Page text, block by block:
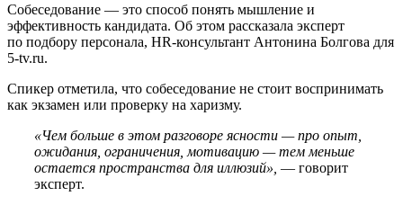
Собеседование — это способ понять мышление и
эффективность кандидата. Об этом рассказала эксперт
по подбору персонала, HR-консультант Антонина Болгова для
5-tv.ru.
Спикер отметила, что собеседование не стоит воспринимать
как экзамен или проверку на харизму.
«Чем больше в этом разговоре ясности — про опыт,
ожидания, ограничения, мотивацию — тем меньше
остается пространства для иллюзий», — говорит
эксперт.